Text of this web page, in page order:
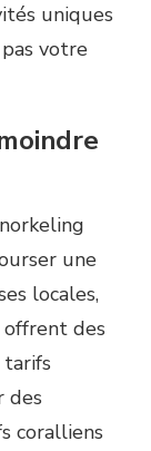
uniques
votre
une
locales,
des
tarifs
des
coralliens